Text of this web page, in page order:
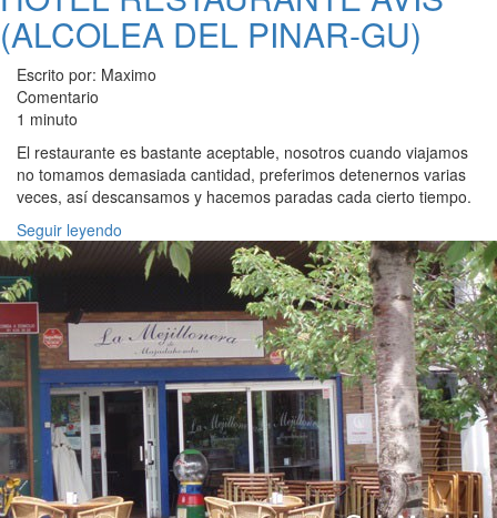
(ALCOLEA DEL PINAR-GU)
Escrito por: Maximo
Comentario
1 minuto
El restaurante es bastante aceptable, nosotros cuando viajamos
no tomamos demasiada cantidad, preferimos detenernos varias
veces, así descansamos y hacemos paradas cada cierto tiempo.
Seguir leyendo